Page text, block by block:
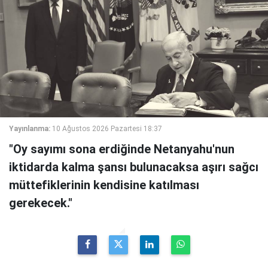
Yayınlanma: 10 Ağustos 2026 Pazartesi 18:37
"Oy sayımı sona erdiğinde Netanyahu'nun
iktidarda kalma şansı bulunacaksa aşırı sağcı
müttefiklerinin kendisine katılması
gerekecek."